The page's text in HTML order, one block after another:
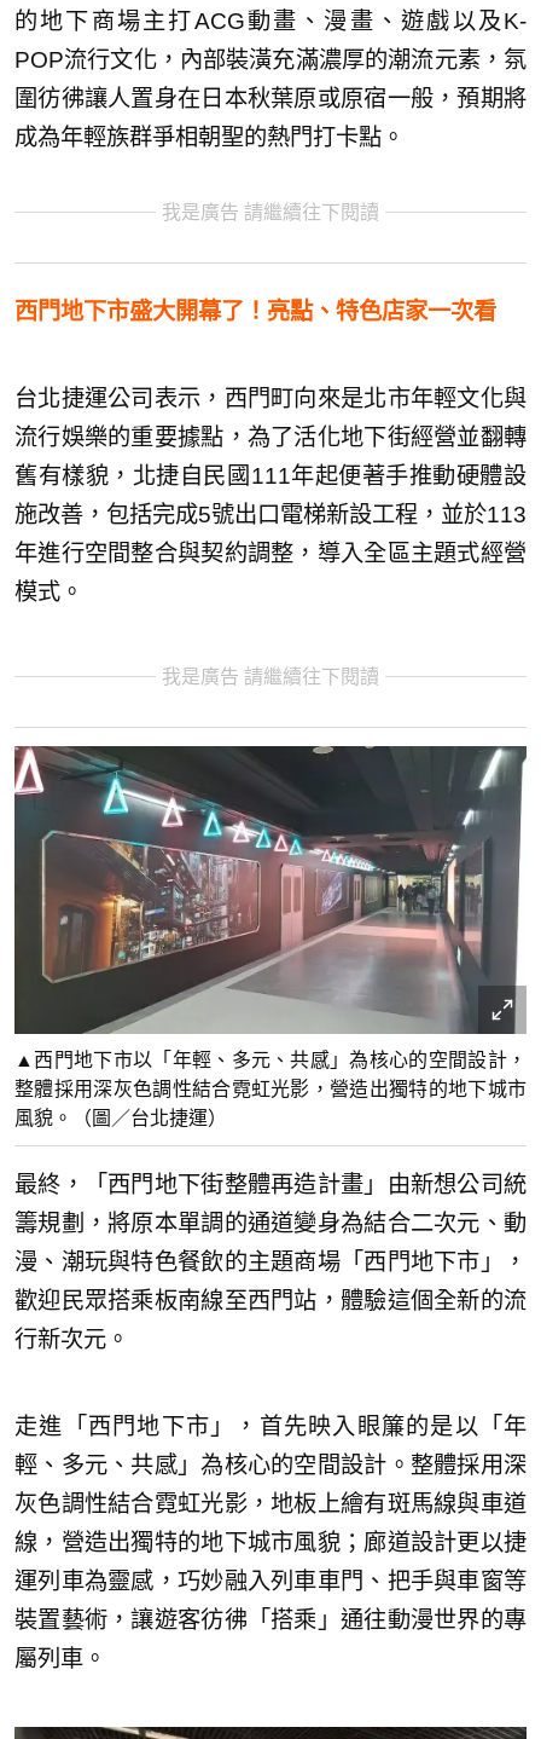
的地下商場主打ACG動畫、漫畫、遊戲以及K-
POP流行文化，內部裝潢充滿濃厚的潮流元素，氛
圍彷彿讓人置身在日本秋葉原或原宿一般，預期將
成為年輕族群爭相朝聖的熱門打卡點。
我是廣告 請繼續往下閱讀
西門地下市盛大開幕了！亮點、特色店家一次看
台北捷運公司表示，西門町向來是北市年輕文化與
流行娛樂的重要據點，為了活化地下街經營並翻轉
舊有樣貌，北捷自民國111年起便著手推動硬體設
施改善，包括完成5號出口電梯新設工程，並於113
年進行空間整合與契約調整，導入全區主題式經營
模式。
我是廣告 請繼續往下閱讀
▲西門地下市以「年輕、多元、共感」為核心的空間設計，
整體採用深灰色調性結合霓虹光影，營造出獨特的地下城市
風貌。（圖／台北捷運）
最終，「西門地下街整體再造計畫」由新想公司統
籌規劃，將原本單調的通道變身為結合二次元、動
漫、潮玩與特色餐飲的主題商場「西門地下市」，
歡迎民眾搭乘板南線至西門站，體驗這個全新的流
行新次元。
走進「西門地下市」，首先映入眼簾的是以「年
輕、多元、共感」為核心的空間設計。整體採用深
灰色調性結合霓虹光影，地板上繪有斑馬線與車道
線，營造出獨特的地下城市風貌；廊道設計更以捷
運列車為靈感，巧妙融入列車車門、把手與車窗等
裝置藝術，讓遊客彷彿「搭乘」通往動漫世界的專
屬列車。